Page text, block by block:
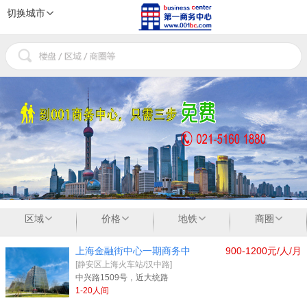
切换城市
区域 价格 地铁 商圈
900-1200元/人/月
上海金融街中心一期商务中
[静安区上海火车站/汉中路]
中兴路1509号，近大统路
1-20人间